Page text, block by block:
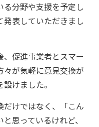
分野や支援を予定し
表していただきまし
促進事業者とスマー
々が気軽に意見交換が
けました。
けではなく、「こん
思っているけれど、